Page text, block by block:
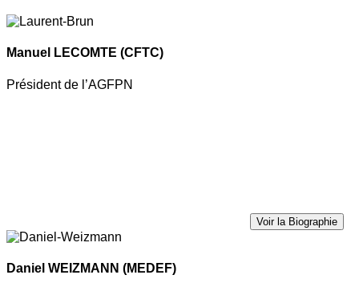
Manuel LECOMTE (CFTC)
Président de l’AGFPN
Voir la Biographie
Daniel WEIZMANN (MEDEF)